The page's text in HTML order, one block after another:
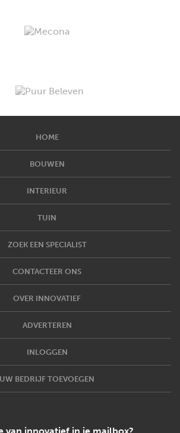
HOME
BOUWEN
INTERIEUR
TUIN
ZOEK EEN SPECIALIST
CONTACTEER ONS
OVER INNOVATIEF
ADVERTEREN
INLOGGEN
UW BEDRIJF TOEVOEGEN